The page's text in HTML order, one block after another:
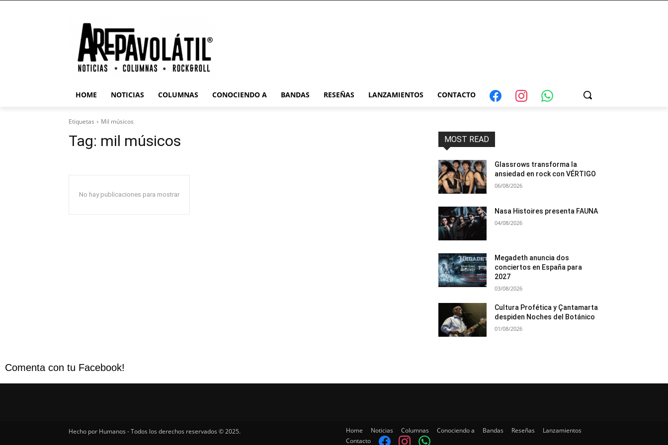
HOME NOTICIAS COLUMNAS CONOCIENDO A BANDAS RESEÑAS LANZAMIENTOS CONTACTO
Etiquetas Mil músicos
Tag: mil músicos
No hay publicaciones para mostrar
MOST READ
Glassrows transforma la
ansiedad en rock con VÉRTIGO
06/08/2026
Nasa Histoires presenta FAUNA
04/08/2026
Megadeth anuncia dos
conciertos en España para
2027
03/08/2026
Cultura Profética y Çantamarta
despiden Noches del Botánico
01/08/2026
Comenta con tu Facebook!
Hecho por Humanos - Todos los derechos reservados © 2025. Home Noticias Columnas Conociendo a Bandas Reseñas
Lanzamientos
Contacto